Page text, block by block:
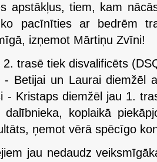
apstākļus, tiem, kam
pacīnīties ar bedrēm
izņemot Mārtiņu Zvīni!
trasē tiek disvalificēts
- Betijai un Laurai diemžēl
- Kristaps diemžēl jau 1.
koplaikā
ņemot vērā spēcīgo
jau nedaudz